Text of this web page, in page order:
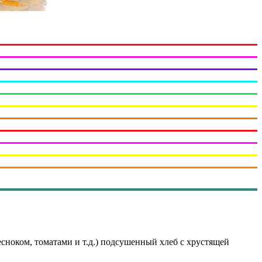
томатами и т.д.) подсушенный хлеб с хрустящей